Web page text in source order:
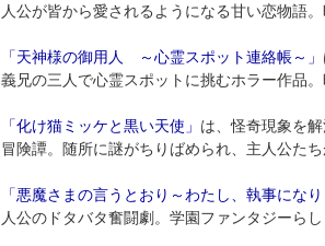
人公が皆から愛されるようになる甘い恋物語
「天神様の御用人 ～心霊スポット連絡帳～」
義兄の三人で心霊スポットに挑むホラー作品
「化け猫ミッケと黒い天使」 は、怪奇現象を
冒険譚。随所に謎がちりばめられ、主人公た
「悪魔さまの言うとおり～わたし、執事になり
人公のドタバタ奮闘劇。学園ファンタジーら